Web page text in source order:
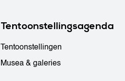
Tentoonstellingsagenda
Tentoonstellingen
Musea & galeries